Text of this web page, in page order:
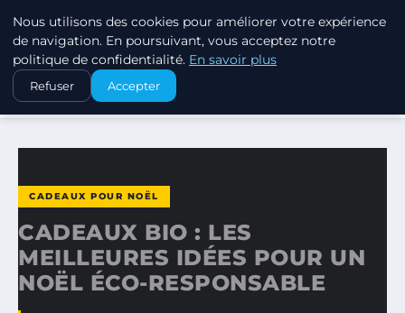
SWISSTALES
ACCUEIL
CADEAUX POUR NOËL
CADEAUX BIO : LES MEILLEURES IDÉES POUR UN NOËL…
CADEAUX POUR NOËL
CADEAUX BIO : LES
MEILLEURES IDÉES POUR UN
NOËL ÉCO-RESPONSABLE
Nous utilisons des cookies pour améliorer votre expérience
de navigation. En poursuivant, vous acceptez notre
politique de confidentialité. En savoir plus
Refuser Accepter